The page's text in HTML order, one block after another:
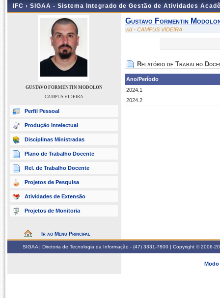
IFC › SIGAA - Sistema Integrado de Gestão de Atividades
GUSTAVO FORMENTIN MODOLON
CAMPUS VIDEIRA
Perfil Pessoal
Produção Intelectual
Disciplinas Ministradas
Plano de Trabalho Docente
Rel. de Trabalho Docente
Projetos de Pesquisa
Atividades de Extensão
Projetos de Monitoria
Ir ao Menu Principal
Gustavo Formentin
vid - CAMPUS VIDEIRA
Relatório de Trabalho
Ano/Período
2024.1
2024.2
SIGAA | Diretoria de Tecnologia da Informação - (47) 3331-7800 | Copyright © 2006-
Modo